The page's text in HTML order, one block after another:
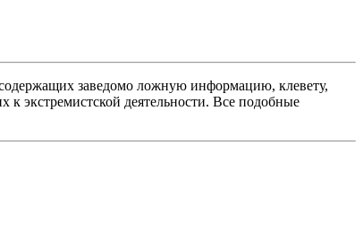
заведомо ложную информацию, клевету,
экстремистской деятельности. Все подобные